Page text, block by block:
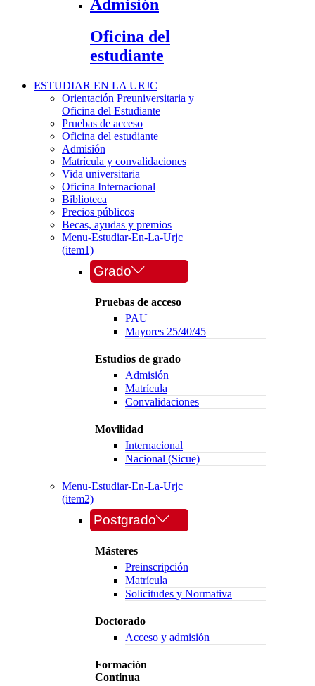
Admisión
Oficina del
estudiante
ESTUDIAR EN LA URJC
Orientación Preuniversitaria y
Oficina del Estudiante
Pruebas de acceso
Oficina del estudiante
Admisión
Matrícula y convalidaciones
Vida universitaria
Oficina Internacional
Biblioteca
Precios públicos
Becas, ayudas y premios
Menu-Estudiar-En-La-Urjc
(item1)
Grado
Pruebas de acceso
PAU
Mayores 25/40/45
Estudios de grado
Admisión
Matrícula
Convalidaciones
Movilidad
Internacional
Nacional (Sicue)
Menu-Estudiar-En-La-Urjc
(item2)
Postgrado
Másteres
Preinscripción
Matrícula
Solicitudes y Normativa
Doctorado
Acceso y admisión
Formación
Continua